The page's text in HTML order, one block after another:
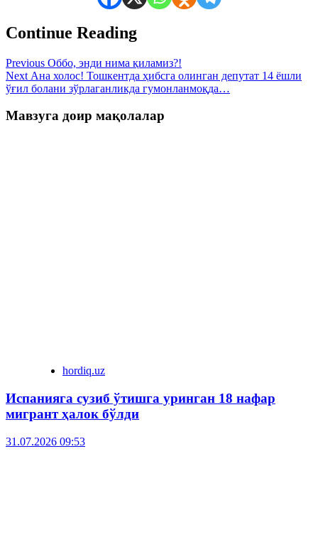
Continue Reading
Previous Оббо, энди нима қиламиз?!
Next Ана холос! Тошкентда ҳибсга олинган депутат 14 ёшли
ўғил болани зўрлаганликда гумонланмоқда…
Мавзуга доир мақолалар
hordiq.uz
Испанияга сузиб ўтишга уринган 18 нафар
мигрант ҳалок бўлди
31.07.2026 09:53